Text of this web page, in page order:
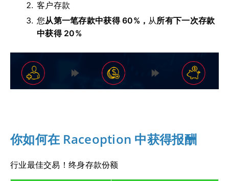
客户存款
您从第一笔存款中获得 60%， 从所有下一次存款
中获得 20%
你如何在 Raceoption 中获得报酬
行业最佳交易！ 终身存款份额